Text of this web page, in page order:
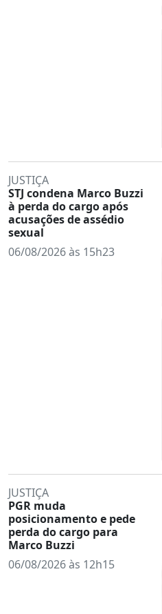
JUSTIÇA
STJ condena Marco Buzzi
à perda do cargo após
acusações de assédio
sexual
06/08/2026 às 15h23
JUSTIÇA
PGR muda
posicionamento e pede
perda do cargo para
Marco Buzzi
06/08/2026 às 12h15